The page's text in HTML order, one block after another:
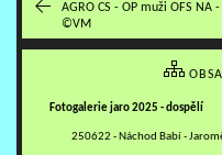
AGRO CS - OP muži OFS NA -
©VM
Fotogalerie jaro 2025 - dospělí
250622 - Náchod Babí -